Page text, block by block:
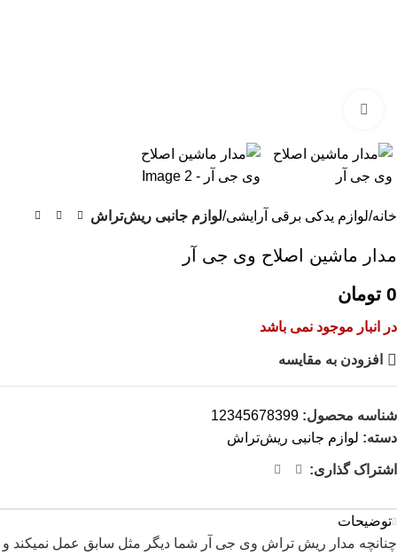
خانه لوازم یدکی برقی آرایشی لوازم جانبی ریش‌تراش
مدار ماشین اصلاح وی جی آر
0 تومان
در انبار موجود نمی باشد
افزودن به مقایسه
شناسه محصول: 12345678399
دسته: لوازم جانبی ریش‌تراش
اشتراک گذاری:
توضیحات
چنانچه مدار ریش تراش وی جی آر شما دیگر مثل سابق عمل نمیکند و